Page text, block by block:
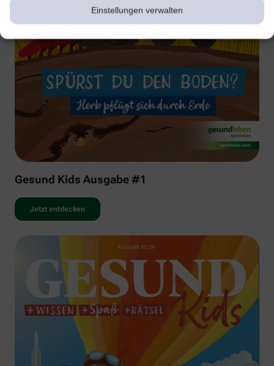
Einstellungen verwalten
Gesund Kids Ausgabe #1
Jetzt entdecken